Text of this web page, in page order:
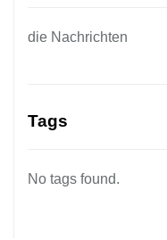
die Nachrichten
Tags
No tags found.